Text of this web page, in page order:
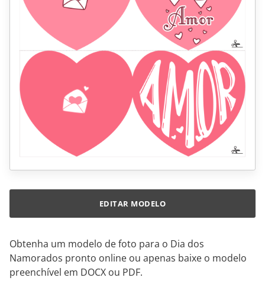
Obtenha um modelo de foto para o Dia dos
Namorados pronto online ou apenas baixe o modelo
preenchível em DOCX ou PDF.
EDITAR MODELO